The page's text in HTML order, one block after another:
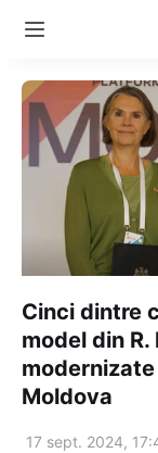
Cinci dintre
model din
Moldova
17 sept. 2024,